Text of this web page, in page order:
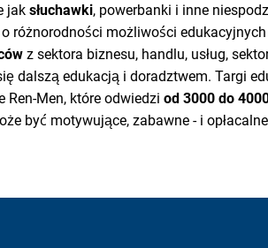
jak słuchawki, powerbanki i inne
różnorodności możliwości
z sektora biznesu, handlu, usług,
dalszą edukacją i doradztwem. Targi
Men, które odwiedzi od 3000 do
być motywujące, zabawne - i